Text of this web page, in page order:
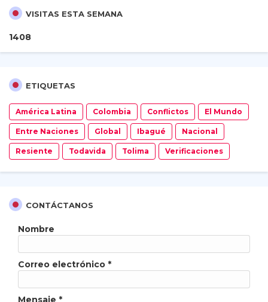
VISITAS ESTA SEMANA
1408
ETIQUETAS
América Latina Colombia Conflictos El Mundo
Entre Naciones Global Ibagué Nacional
Resiente Todavida Tolima Verificaciones
CONTÁCTANOS
Nombre
Correo electrónico *
Mensaje *